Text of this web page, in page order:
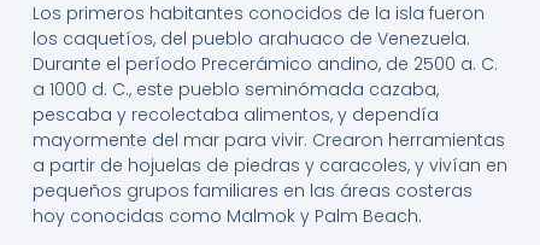
Los primeros habitantes conocidos de la isla fueron
los caquetíos, del pueblo arahuaco de Venezuela.
Durante el período Precerámico andino, de 2500 a. C.
a 1000 d. C., este pueblo seminómada cazaba,
pescaba y recolectaba alimentos, y dependía
mayormente del mar para vivir. Crearon herramientas
a partir de hojuelas de piedras y caracoles, y vivían en
pequeños grupos familiares en las áreas costeras
hoy conocidas como Malmok y Palm Beach.